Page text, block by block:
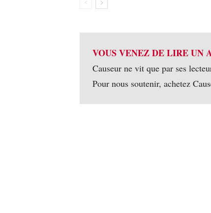
VOUS VENEZ DE LIRE UN
Causeur ne vit que par ses
Pour nous soutenir, achetez